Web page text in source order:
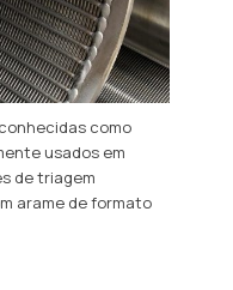
como
usados ​​em
de triagem
arame de formato